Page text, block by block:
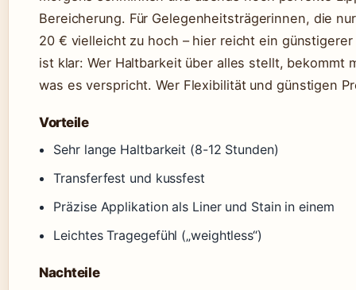
Bereicherung. Für Gelegenheitsträgerinnen, die
20 € vielleicht zu hoch – hier reicht ein
ist klar: Wer Haltbarkeit über alles stellt, bekommt
was es verspricht. Wer Flexibilität und günstigen
Vorteile
Sehr lange Haltbarkeit (8-12 Stunden)
Transferfest und kussfest
Präzise Applikation als Liner und Stain in einem
Leichtes Tragegefühl („weightless“)
Nachteile